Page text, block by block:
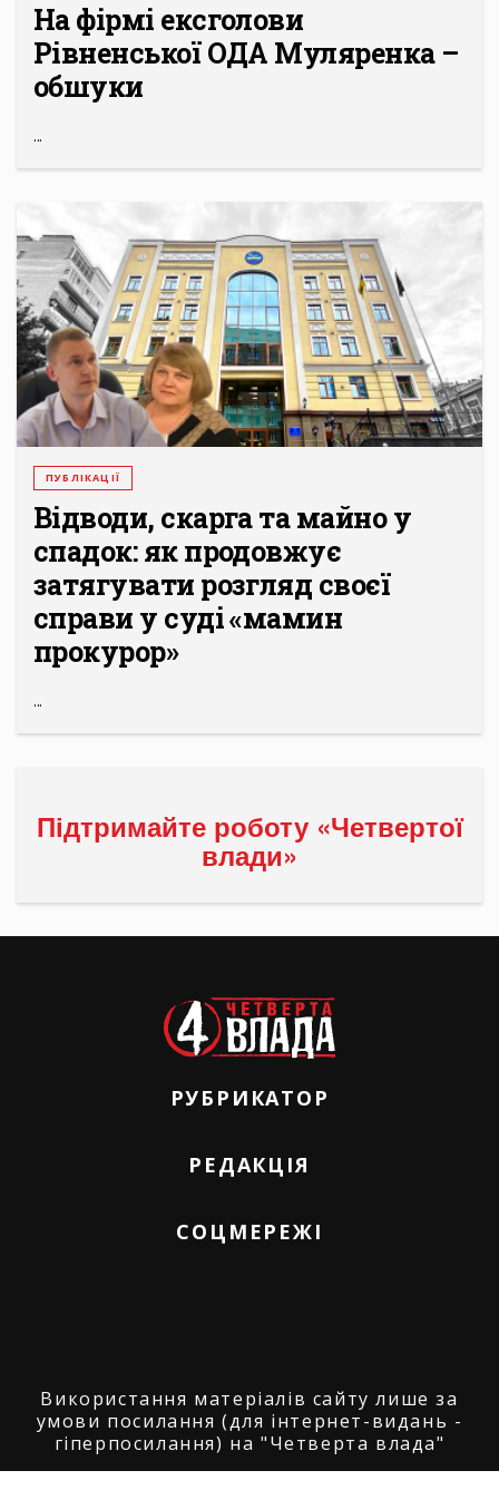
На фірмі ексголови
Рівненської ОДА Муляренка –
обшуки
...
ПУБЛІКАЦІЇ
Відводи, скарга та майно у
спадок: як продовжує
затягувати розгляд своєї
справи у суді «мамин
прокурор»
...
Підтримайте роботу «Четвертої
влади»
РУБРИКАТОР
РЕДАКЦІЯ
СОЦМЕРЕЖІ
Використання матеріалів сайту лише за
умови посилання (для інтернет-видань -
гіперпосилання) на "Четверта влада"